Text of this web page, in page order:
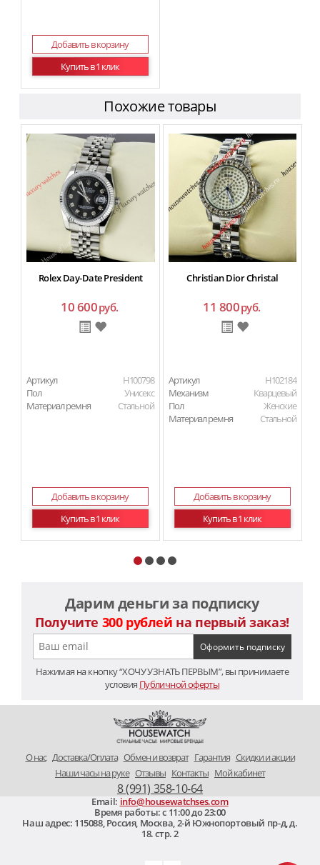
Добавить в корзину
Купить в 1 клик
Похожие товары
Rolex Day-Date President
10 600руб.
Артикул
H100798
Пол
Унисекс
Материал ремня
Стальной
Добавить в корзину
Купить в 1 клик
Christian Dior Christal
11 800руб.
Артикул
H102184
Механизм
Кварцевый
Пол
Женские
Материал ремня
Стальной
Добавить в корзину
Купить в 1 клик
Дарим деньги за подписку
Получите 300 рублей на первый заказ!
Нажимая на кнопку “ХОЧУ УЗНАТЬ ПЕРВЫМ”, вы принимаете
условия Публичной оферты
O нас Доставка/Оплата Обмен и возврат Гарантия Скидки и акции
Наши часы на руке Отзывы Контакты Мой кабинет
8 (991) 358-10-64
Email: info@housewatchses.com
Время работы: c 11:00 до 23:00
Наш адрес: 115088, Россия, Москва 2-й Южнопортовый пр-д, д.
18. стр. 2